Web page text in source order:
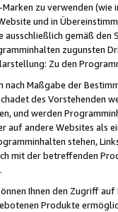
zu verwenden
und in
gemäß
zugunsten
Zu den
nach Maßgabe der
des Vorstehenden
und werden
auf andere Websites als
stehen,
mit der betreffenden
Ihnen den Zugriff
Produkte